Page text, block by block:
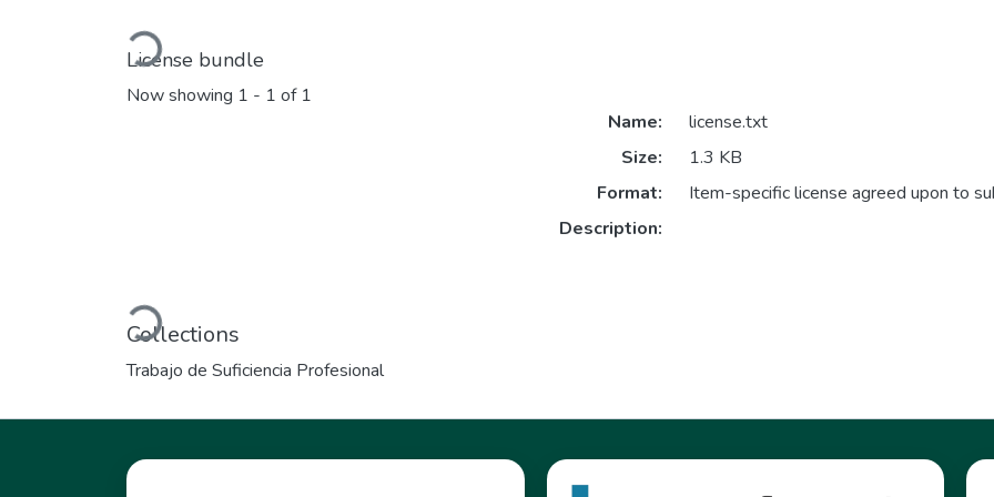
Loading...
License bundle
Now showing 1 - 1 of 1
Loading...
Name:
license.txt
Size:
1.3 KB
Format:
Item-specific license agreed upon to
Description:
Collections
Trabajo de Suficiencia Profesional